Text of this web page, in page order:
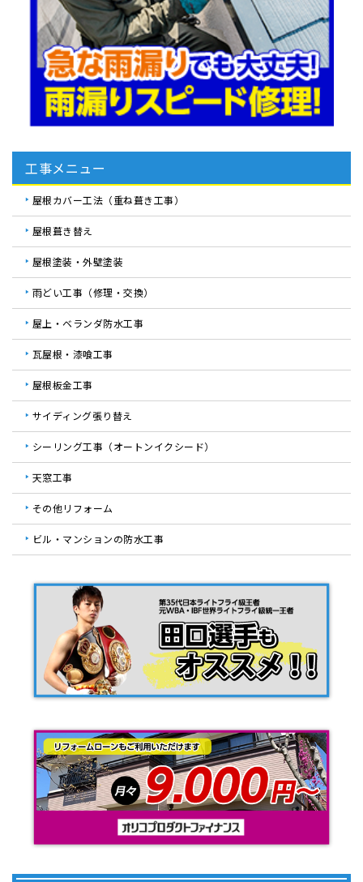
工事メニュー
屋根カバー工法（重ね葺き工事）
屋根葺き替え
屋根塗装・外壁塗装
雨どい工事（修理・交換）
屋上・ベランダ防水工事
瓦屋根・漆喰工事
屋根板金工事
サイディング張り替え
シーリング工事（オートンイクシード）
天窓工事
その他リフォーム
ビル・マンションの防水工事